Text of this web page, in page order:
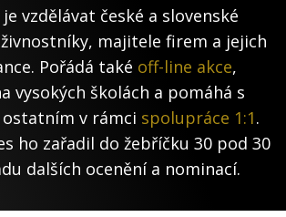
vzdělávat české a slovenské
majitele firem a jejich
Pořádá také off-line akce,
vysokých školách a pomáhá s
v rámci spolupráce 1:1.
ho zařadil do žebříčku 30 pod 30
dalších ocenění a nominací.